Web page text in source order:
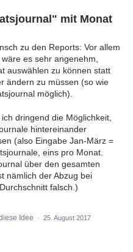
mit Monat
zu den Reports: Vor allem
es sehr angenehm,
auswählen zu können statt
ändern zu müssen (so wie
möglich).
dringend die Möglichkeit,
hintereinander
(also Eingabe Jan-März =
eins pro Monat.
über den gesamten
nämlich der Abzug bei
falsch.)
Idee · 25. August 2017